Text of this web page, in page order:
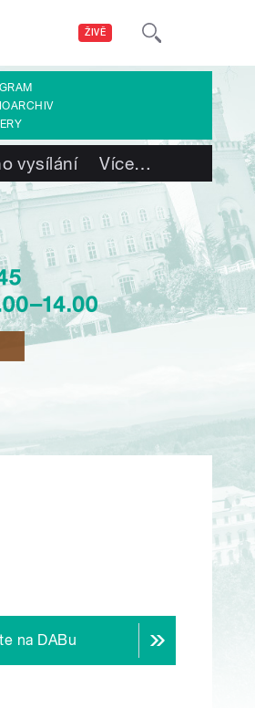
ŽIVĚ
vysílání Více…
na DABu